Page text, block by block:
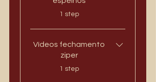
.
1 step
Vídeos fechamento
ziper
.
1 step